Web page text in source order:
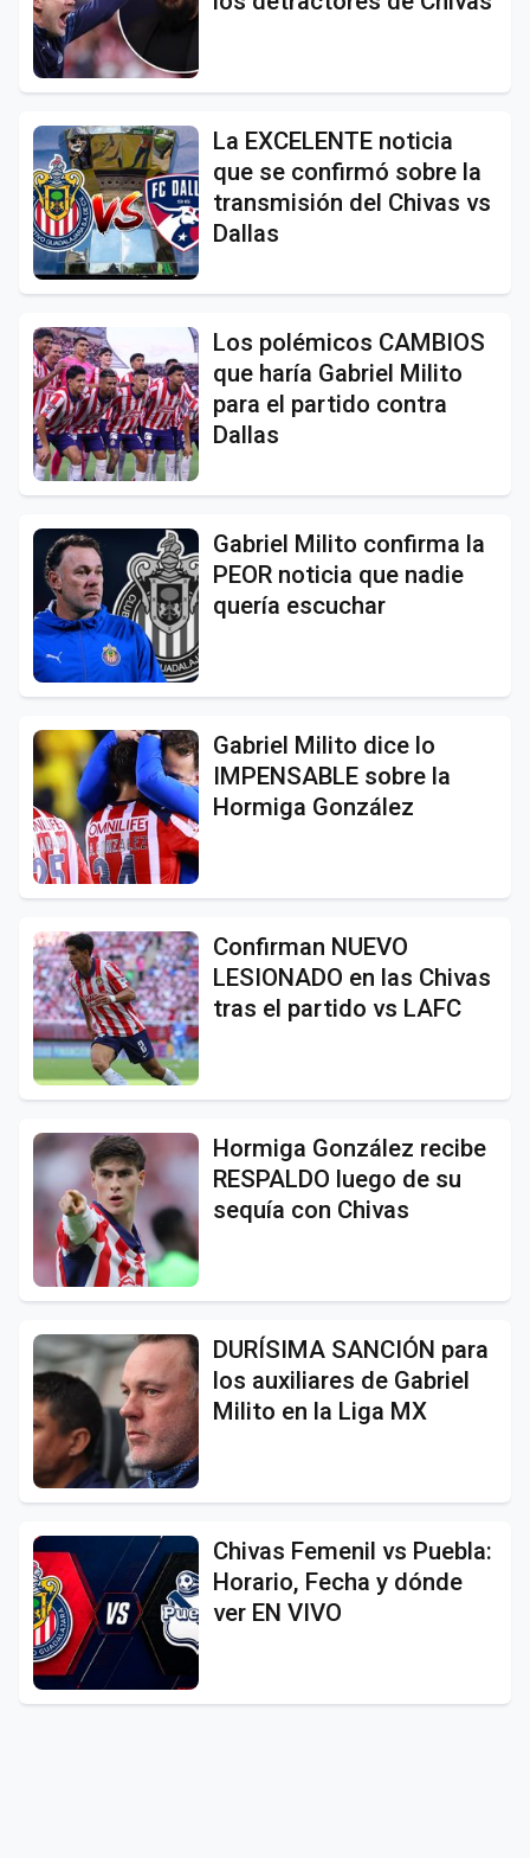
La EXCELENTE noticia
que se confirmó sobre la
transmisión del Chivas vs
Dallas
Los polémicos CAMBIOS
que haría Gabriel Milito
para el partido contra
Dallas
Gabriel Milito confirma la
PEOR noticia que nadie
quería escuchar
Gabriel Milito dice lo
IMPENSABLE sobre la
Hormiga González
Confirman NUEVO
LESIONADO en las Chivas
tras el partido vs LAFC
Hormiga González recibe
RESPALDO luego de su
sequía con Chivas
DURÍSIMA SANCIÓN para
los auxiliares de Gabriel
Milito en la Liga MX
Chivas Femenil vs Puebla:
Horario, Fecha y dónde
ver EN VIVO